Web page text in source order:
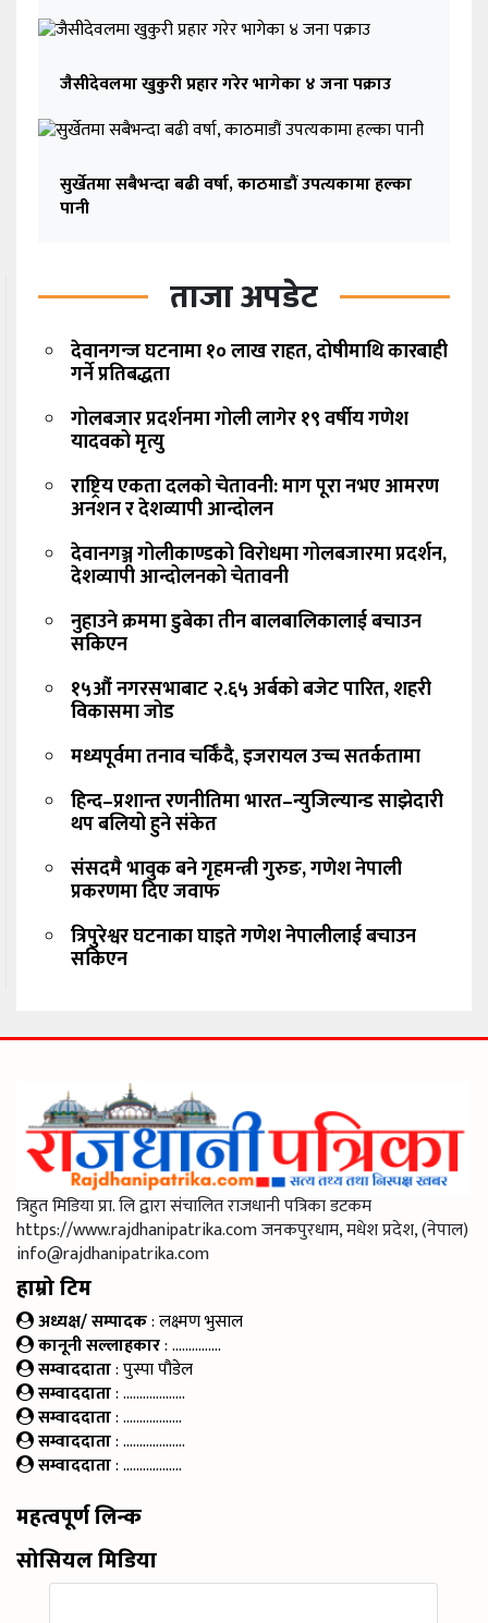
जैसीदेवलमा खुकुरी प्रहार गरेर भागेका ४ जना पक्राउ
सुर्खेतमा सबैभन्दा बढी वर्षा, काठमाडौं उपत्यकामा हल्का
पानी
ताजा अपडेट
देवानगन्ज घटनामा १० लाख राहत, दोषीमाथि कारबाही
गर्ने प्रतिबद्धता
गोलबजार प्रदर्शनमा गोली लागेर १९ वर्षीय गणेश
यादवको मृत्यु
राष्ट्रिय एकता दलको चेतावनी: माग पूरा नभए आमरण
अनशन र देशव्यापी आन्दोलन
देवानगञ्ज गोलीकाण्डको विरोधमा गोलबजारमा प्रदर्शन,
देशव्यापी आन्दोलनको चेतावनी
नुहाउने क्रममा डुबेका तीन बालबालिकालाई बचाउन
सकिएन
१५औं नगरसभाबाट २.६५ अर्बको बजेट पारित, शहरी
विकासमा जोड
मध्यपूर्वमा तनाव चर्किँदै, इजरायल उच्च सतर्कतामा
हिन्द–प्रशान्त रणनीतिमा भारत–न्युजिल्यान्ड साझेदारी
थप बलियो हुने संकेत
संसदमै भावुक बने गृहमन्त्री गुरुङ, गणेश नेपाली
प्रकरणमा दिए जवाफ
त्रिपुरेश्वर घटनाका घाइते गणेश नेपालीलाई बचाउन
सकिएन
त्रिहुत मिडिया प्रा. लि द्वारा संचालित राजधानी पत्रिका डटकम
https://www.rajdhanipatrika.com जनकपुरधाम, मधेश प्रदेश, (नेपाल)
info@rajdhanipatrika.com
हाम्रो टिम
अध्यक्ष/ सम्पादक: लक्ष्मण भुसाल
कानूनी सल्लाहकार: ……………
सम्वाददाता: पुस्पा पौडेल
सम्वाददाता: ……………….
सम्वाददाता: ………………
सम्वाददाता: ……………….
सम्वाददाता: ………………
महत्वपूर्ण लिन्क
सोसियल मिडिया